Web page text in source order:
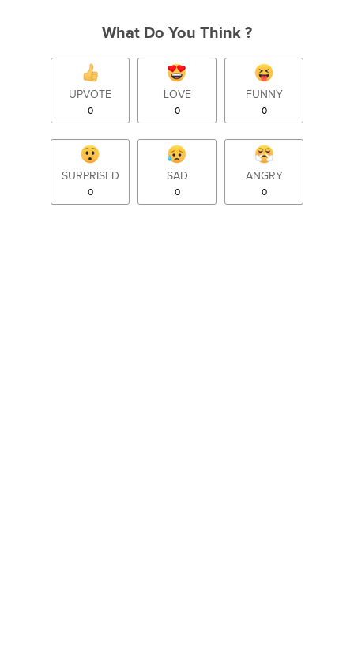
What Do You Think ?
UPVOTE
0
LOVE
0
FUNNY
0
SURPRISED
0
SAD
0
ANGRY
0